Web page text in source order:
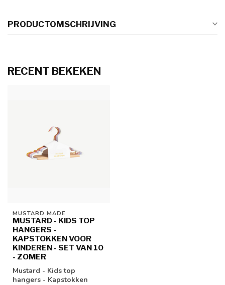
PRODUCTOMSCHRIJVING
RECENT BEKEKEN
MUSTARD MADE
MUSTARD - KIDS TOP
HANGERS -
KAPSTOKKEN VOOR
KINDEREN - SET VAN 10
- ZOMER
Mustard - Kids top
hangers - Kapstokken